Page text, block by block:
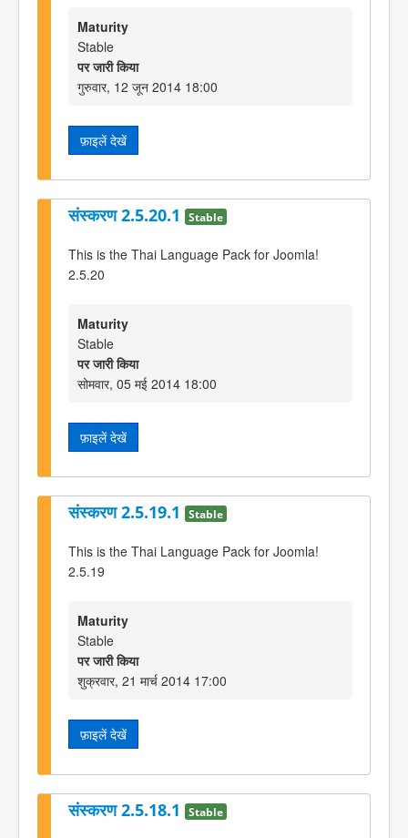
Maturity
Stable
पर जारी किया
गुरुवार, 12 जून 2014 18:00
फ़ाइलें देखें
संस्करण 2.5.20.1 Stable
This is the Thai Language Pack for Joomla!
2.5.20
Maturity
Stable
पर जारी किया
सोमवार, 05 मई 2014 18:00
फ़ाइलें देखें
संस्करण 2.5.19.1 Stable
This is the Thai Language Pack for Joomla!
2.5.19
Maturity
Stable
पर जारी किया
शुक्रवार, 21 मार्च 2014 17:00
फ़ाइलें देखें
संस्करण 2.5.18.1 Stable